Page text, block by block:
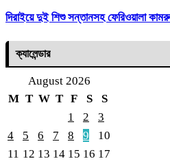
দিরাইয়ে দুই শিশু সন্তানসহ ফেরিওয়ালা
ক্যালেন্ডার
August 2026
M T W T F S
S
1
2
3
4
5 6 7 8 9
10
11 12 13 14 15 16 17